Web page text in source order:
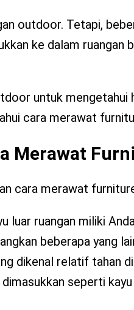
outdoor. Tetapi,
ke dalam ruangan
untuk mengetahui
cara merawat
Merawat
cara merawat
luar ruangan miliki
beberapa yang
dikenal relatif tahan
seperti